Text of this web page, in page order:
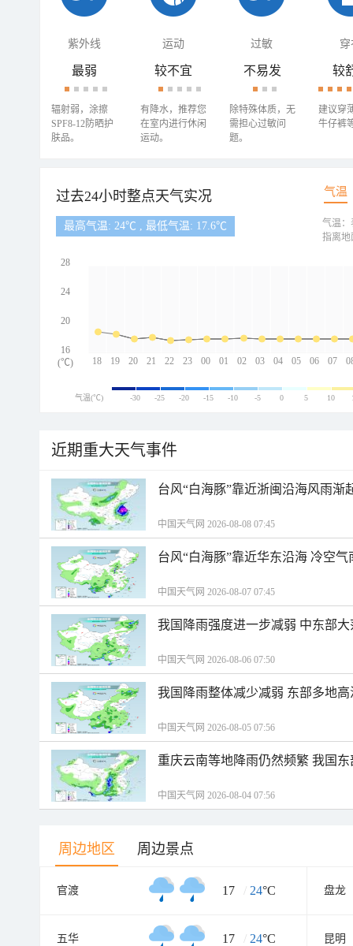
紫外线 运动 过敏 穿
最弱
辐射弱，涂擦
SPF8-12防晒护
肤品。
较不宜
有降水，推荐您
在室内进行休闲
运动。
不易发
除特殊体质，无
需担心过敏问
题。
较
建议穿
牛仔裤
过去24小时整点天气实况 气温
最高气温: 24℃ , 最低气温: 17.6℃
18 19 20 21 22 23 00 01 02 03 04 05 06 07
28
24
20
16
(℃)
气温：
指离地
气温(℃) -30 -25 -20 -15 -10 -5 0 5 10
近期重大天气事件
台风“白海豚”靠近浙闽沿海风雨渐
中国天气网 2026-08-08 07:45
台风“白海豚”靠近华东沿海 冷空
中国天气网 2026-08-07 07:45
我国降雨强度进一步减弱 中东部
中国天气网 2026-08-06 07:50
我国降雨整体减少减弱 东部多地
中国天气网 2026-08-05 07:56
重庆云南等地降雨仍然频繁 我国
中国天气网 2026-08-04 07:56
周边地区 周边景点
官渡 17 / 24°C 盘龙
五华 17 / 24°C 昆明